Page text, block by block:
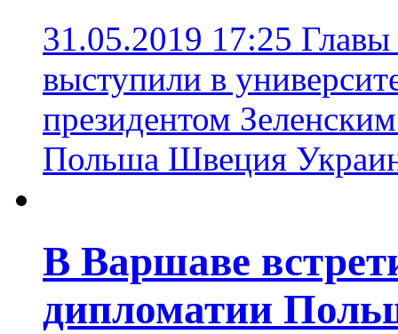
31.05.2019 17:25
выступили в
президентом
Польша Швеция
В Варшаве
дипломатии